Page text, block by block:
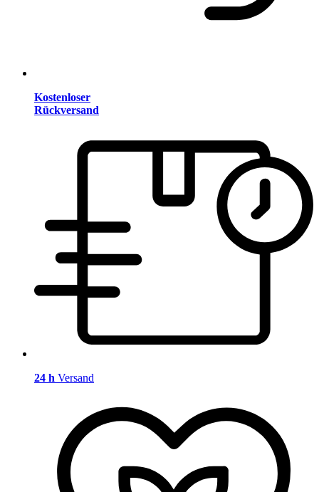
Kostenloser
Rückversand
24 h Versand